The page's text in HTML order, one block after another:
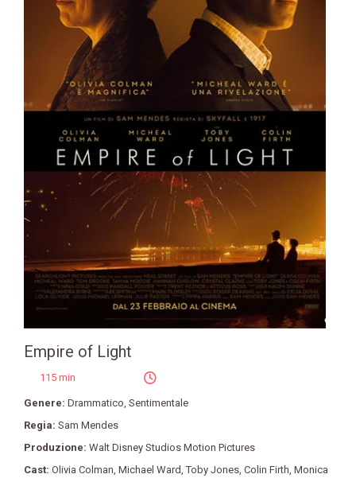
Empire of Light
115 min
Genere: Drammatico, Sentimentale
Regia: Sam Mendes
Produzione: Walt Disney Studios Motion Pictures
Cast: Olivia Colman, Michael Ward,Toby Jones, Colin Firth, Monica